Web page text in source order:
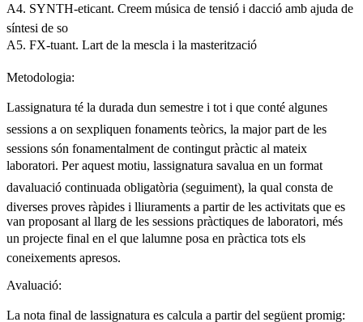
A4. SYNTH-eticant. Creem música de tensió i dacció amb ajuda de
síntesi de so
A5. FX-tuant. Lart de la mescla i la masterització
Metodologia:
Lassignatura té la durada dun semestre i tot i que conté algunes
sessions a on sexpliquen fonaments teòrics, la major part de les
sessions són fonamentalment de contingut pràctic al mateix
laboratori. Per aquest motiu, lassignatura savalua en un format
davaluació continuada obligatòria (seguiment), la qual consta de
diverses proves ràpides i lliuraments a partir de les activitats que es
van proposant al llarg de les sessions pràctiques de laboratori, més
un projecte final en el que lalumne posa en pràctica tots els
coneixements apresos.
Avaluació:
La nota final de lassignatura es calcula a partir del següent promig: